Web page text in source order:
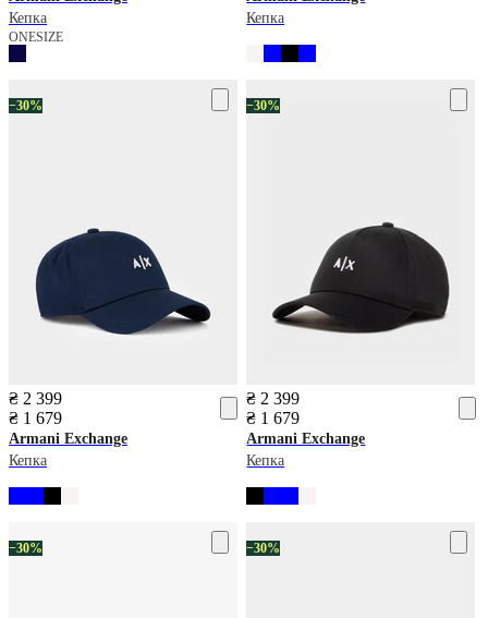
Кепка
ONESIZE
Кепка
−30%
₴ 2 399
₴ 1 679
Armani Exchange
Кепка
−30%
₴ 2 399
₴ 1 679
Armani Exchange
Кепка
−30% −30%